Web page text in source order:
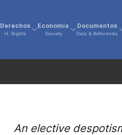
Derechos
H. Rights
Economía
Society
Documentos
Data & Referenda
An elective